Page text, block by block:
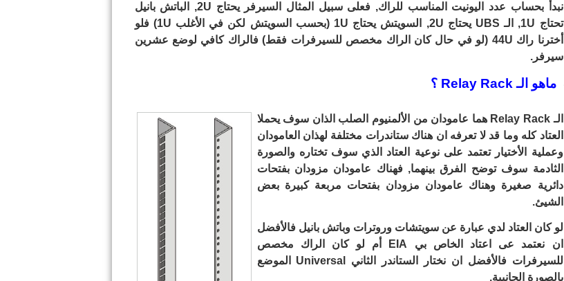
نبدأ بحساب عدد اليونيت المناسب للراك, فعلى سبيل المثال السيرفر يحتاج 2U, الباتش بانيل
تحتاج 1U, الـ UBS يحتاج 2U, السويتش يحتاج 1U (بحسب السويتش لكن في الأغلب 1U) فلو
أخترنا راك 44U (لو في حال كان الراك مخصص للسيرفرات فقط) فالراك كافي لوضع عشرين
سيرفر.
ماهو الـ Relay Rack ؟
الـ Relay Rack هما عامودان من الألمنيوم الصلب الذان سوف يحملا
العتاد كله وما قد لا تعرفه ان هناك ستاندرات مختلفة لهذان العامودان
وعملية الأختيار تعتمد على نوعية العتاد الذي سوف تختاره والصورة
الثادمة سوف توضح الفرق بينهما, فهناك عامودان مزودان بفتحات
دائرية صغيرة وهناك عامودان مزودان بفتحات مربعة كبيرة بعض
الشيئ.
لو كان العتاد لدي عبارة عن سويتشات وروترات وباتش بانيل فالأفضل
ان نعتمد عى اعتاد الخاص بي EIA أم لو كان الراك مخصص
للسيرفرات فالأفضل ان نختار الستاندر الثاني Universal الموضع
بالصورة الجانبية.